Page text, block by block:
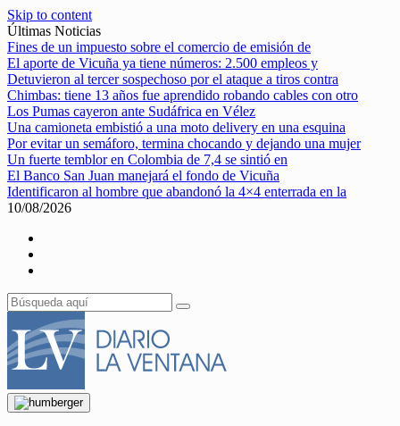
Skip to content
Últimas Noticias
Fines de un impuesto sobre el comercio de emisión de
El aporte de Vicuña ya tiene números: 2.500 empleos y
Detuvieron al tercer sospechoso por el ataque a tiros contra
Chimbas: tiene 13 años fue aprendido robando cables con otro
Los Pumas cayeron ante Sudáfrica en Vélez
Una camioneta embistió a una moto delivery en una esquina
Por evitar un semáforo, termina chocando y dejando una mujer
Un fuerte temblor en Colombia de 7,4 se sintió en
El Banco San Juan manejará el fondo de Vicuña
Identificaron al hombre que abandonó la 4×4 enterrada en la
10/08/2026